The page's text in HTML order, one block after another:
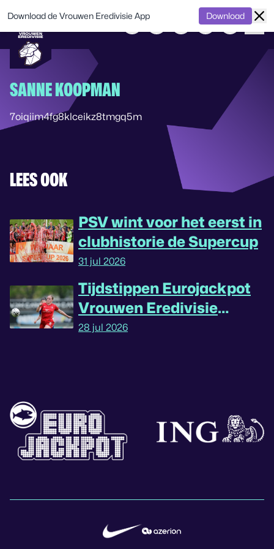
SANNE KOOPMAN
7oiqiim4fg8klceikz8tmgq5m
LEES OOK
PSV wint voor het eerst in
clubhistorie de Supercup
31 jul 2026
Tijdstippen Eurojackpot
Vrouwen Eredivisie
omgedraaid
28 jul 2026
Download de Vrouwen Eredivisie App Download